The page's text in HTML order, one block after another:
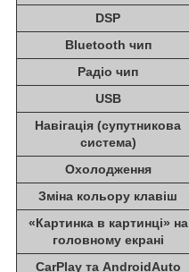
DSP
Bluetooth чип
Радіо чип
USB
Навігація (супутникова
система)
Охолодження
Зміна кольору клавіш
«Картинка в картинці» на
головному екрані
CarPlay та AndroidAuto